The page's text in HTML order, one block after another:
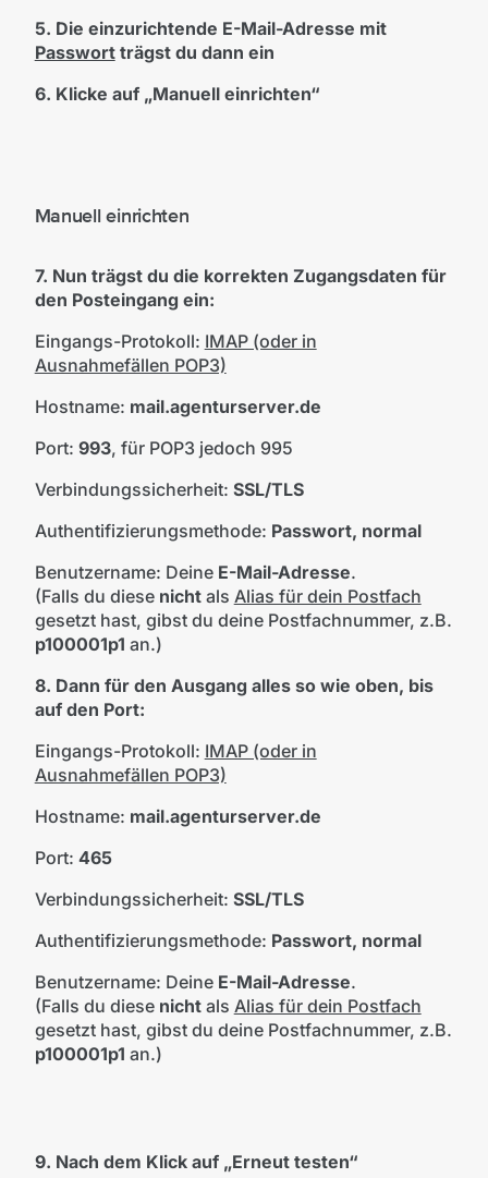
5. Die einzurichtende E-Mail-Adresse mit
Passwortträgst du dann ein
6. Klicke auf „Manuell einrichten“
Manuell einrichten
7. Nun trägst du die korrekten Zugangsdaten für
den Posteingang ein:
Eingangs-Protokoll: IMAP (oder in
Ausnahmefällen POP3)
Hostname: mail.agenturserver.de
Port: 993, für POP3 jedoch 995
Verbindungssicherheit: SSL/TLS
Authentifizierungsmethode: Passwort, normal
Benutzername: Deine E-Mail-Adresse.
(Falls du diese nicht als Alias für dein Postfach
gesetzt hast, gibst du deine Postfachnummer, z.B.
p100001p1 an.)
8. Dann für den Ausgang alles so wie oben, bis
auf den Port:
Eingangs-Protokoll: IMAP (oder in
Ausnahmefällen POP3)
Hostname: mail.agenturserver.de
Port: 465
Verbindungssicherheit: SSL/TLS
Authentifizierungsmethode: Passwort, normal
Benutzername: Deine E-Mail-Adresse.
(Falls du diese nicht als Alias für dein Postfach
gesetzt hast, gibst du deine Postfachnummer, z.B.
p100001p1 an.)
9. Nach dem Klick auf „Erneut testen“